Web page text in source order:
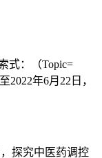
式：（Topic=
2022年6月22日，
探究中医药调控